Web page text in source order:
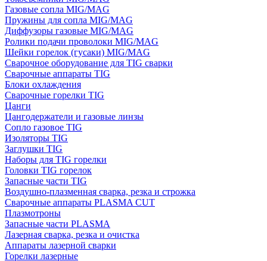
Газовые сопла MIG/MAG
Пружины для сопла MIG/MAG
Диффузоры газовые MIG/MAG
Ролики подачи проволоки MIG/MAG
Шейки горелок (гусаки) MIG/MAG
Сварочное оборудование для TIG сварки
Сварочные аппараты TIG
Блоки охлаждения
Сварочные горелки TIG
Цанги
Цангодержатели и газовые линзы
Сопло газовое TIG
Изоляторы TIG
Заглушки TIG
Наборы для TIG горелки
Головки TIG горелок
Запасные части TIG
Воздушно-плазменная сварка, резка и строжка
Сварочные аппараты PLASMA CUT
Плазмотроны
Запасные части PLASMA
Лазерная сварка, резка и очистка
Аппараты лазерной сварки
Горелки лазерные